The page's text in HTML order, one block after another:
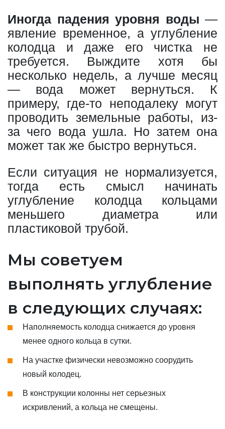
Иногда падения уровня воды —
явление временное, а углубление
колодца и даже его чистка не
требуется. Выждите хотя бы
несколько недель, а лучше месяц
— вода может вернуться. К
примеру, где-то неподалеку могут
проводить земельные работы, из-
за чего вода ушла. Но затем она
может так же быстро вернуться.
Если ситуация не нормализуется,
тогда есть смысл начинать
углубление колодца кольцами
меньшего диаметра или
пластиковой трубой.
Мы советуем
выполнять углубление
в следующих случаях:
Наполняемость колодца снижается до уровня
менее одного кольца в сутки.
На участке физически невозможно соорудить
новый колодец.
В конструкции колонны нет серьезных
искривлений, а кольца не смещены.